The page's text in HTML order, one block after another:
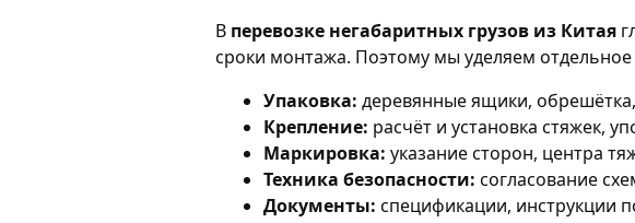
В перевозке негабаритных грузов из Китая
сроки монтажа. Поэтому мы уделяем
Упаковка: деревянные ящики,
Крепление: расчёт и установка стяжек,
Маркировка: указание сторон, центра
Техника безопасности: согласование
Документы: спецификации, инструкции